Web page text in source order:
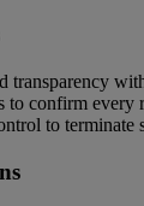
transparency
to confirm every
to terminate